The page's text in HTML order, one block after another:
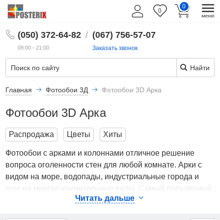
0
0
(050) 372-64-82
09:00 - 21:00
/ (067) 756-57-07
Заказать звонок
Найти
RU
Главная Фотообои 3Д Фотообои 3D Арка
Фотообои 3D Арка
Распродажа Цветы Хиты
Фотообои с арками и колоннами отличное решение
вопроса оголенности стен для любой комнате. Арки с
видом на море, водопады, индустриальные города и
выбор для рисунка - терраса в форме арки усеянная
Читать дальше